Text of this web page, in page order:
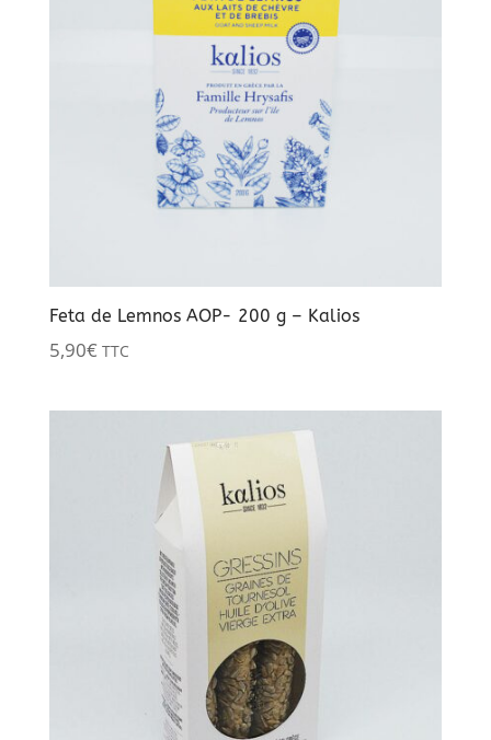
Feta de Lemnos AOP- 200 g – Kalios
5,90€ TTC